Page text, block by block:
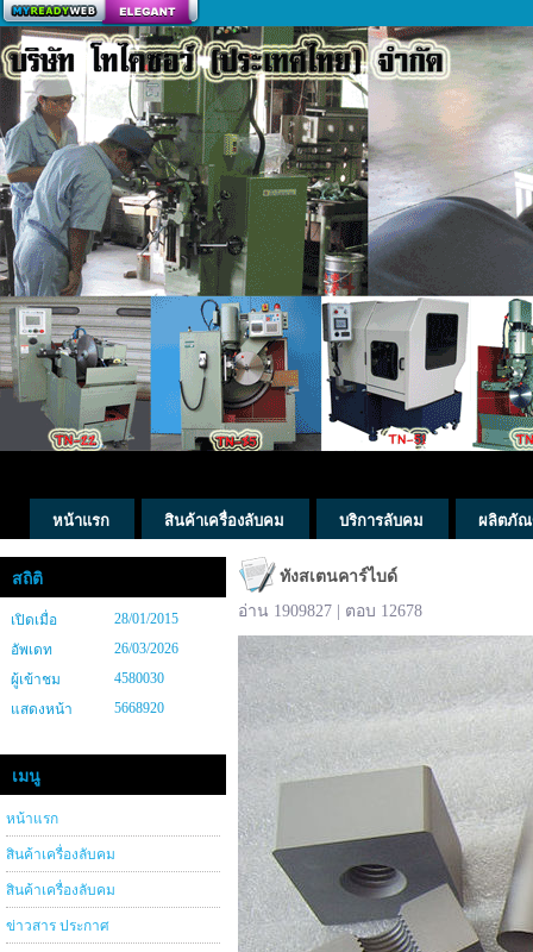
สร้างเว็บ
หน้าแรก สินค้าเครื่องลับคม บริการลับคม ผลิตภัณ
สถิติ
เปิดเมื่อ
28/01/2015
อัพเดท
26/03/2026
ผู้เข้าชม
4580030
แสดงหน้า
5668920
เมนู
หน้าแรก
สินค้าเครื่องลับคม
สินค้าเครื่องลับคม
ข่าวสาร ประกาศ
ทังสเตนคาร์ไบด์
อ่าน 1909827 | ตอบ 12678